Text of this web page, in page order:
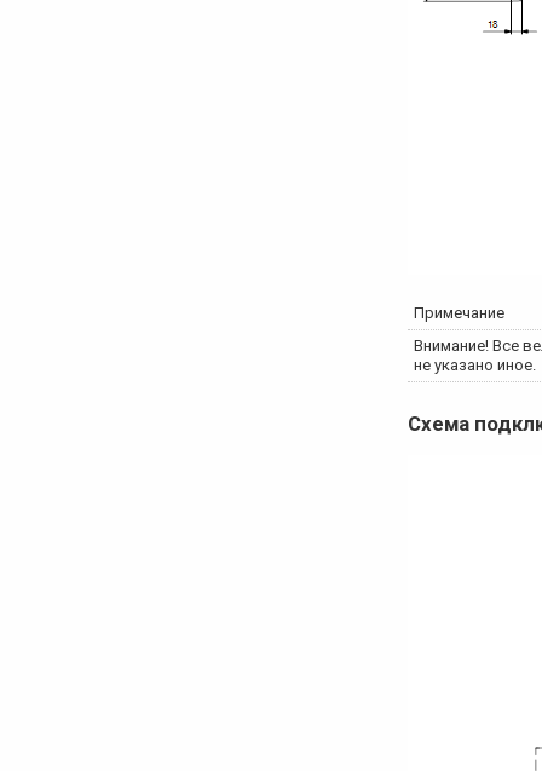
Примечание
Внимание! Все
не указано иное.
Схема